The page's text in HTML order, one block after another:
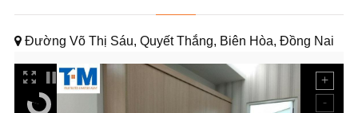
Đường Võ Thị Sáu, Quyết Thắng, Biên Hòa, Đồng Nai